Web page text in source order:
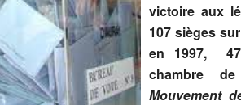
victoire aux
107 sièges
en 1997,
chambre
Mouvement